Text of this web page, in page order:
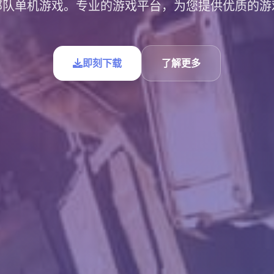
单机游戏。专业的游戏平台，为您提供优质的
即刻下载 了解更多